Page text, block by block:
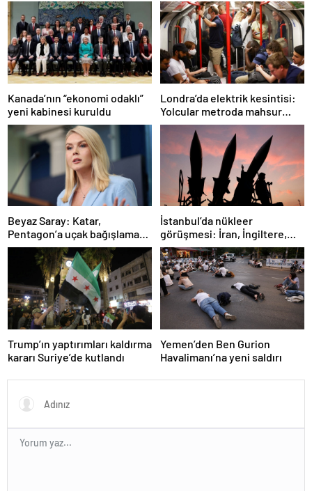
Kanada’nın “ekonomi odaklı”
yeni kabinesi kuruldu
Londra’da elektrik kesintisi:
Yolcular metroda mahsur
kaldı
Beyaz Saray: Katar,
Pentagon’a uçak bağışlamayı
teklif etti
İstanbul’da nükleer
görüşmesi: İran, İngiltere,
Fransa ve Almanya buluşacak
Trump’ın yaptırımları kaldırma
kararı Suriye’de kutlandı
Yemen’den Ben Gurion
Havalimanı’na yeni saldırı